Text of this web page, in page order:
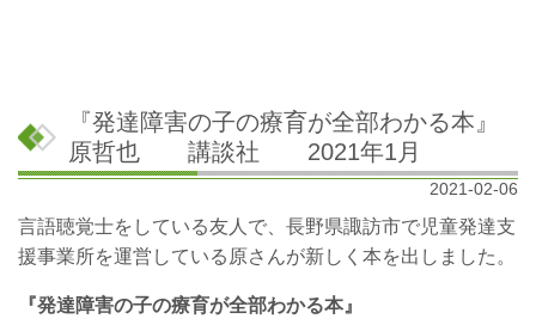
『発達障害の子の療育が全部わかる本』
原哲也 講談社 2021年1月
2021-02-06
言語聴覚士をしている友人で、長野県諏訪市で児童発達支
援事業所を運営している原さんが新しく本を出しました。
『発達障害の子の療育が全部わかる本』